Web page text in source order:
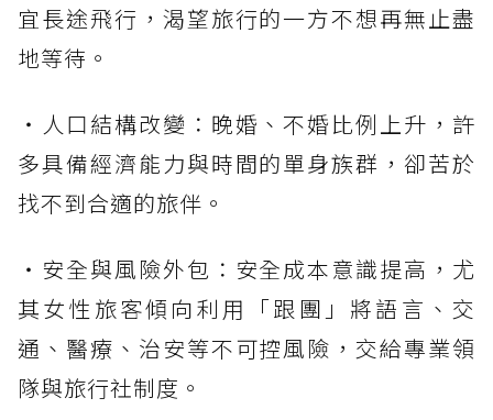
宜長途飛行，渴望旅行的一方不想再無止盡
地等待。
・人口結構改變：晚婚、不婚比例上升，許
多具備經濟能力與時間的單身族群，卻苦於
找不到合適的旅伴。
・安全與風險外包：安全成本意識提高，尤
其女性旅客傾向利用「跟團」將語言、交
通、醫療、治安等不可控風險，交給專業領
隊與旅行社制度。